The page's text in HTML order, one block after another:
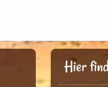
Hier